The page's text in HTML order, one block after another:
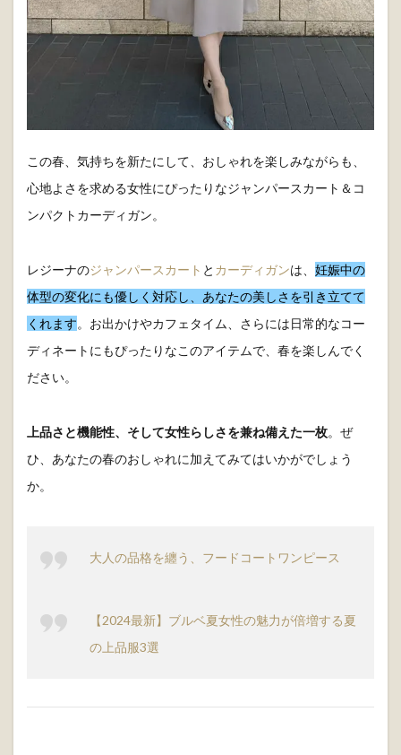
この春、気持ちを新たにして、おしゃれを楽しみながらも、
心地よさを求める女性にぴったりなジャンパースカート＆コ
ンパクトカーディガン。
レジーナのジャンパースカート と カーディガンは、 妊娠中の
体型の変化にも優しく対応し、あなたの美しさを引き立てて
くれます。お出かけやカフェタイム、さらには日常的なコー
ディネートにもぴったりなこのアイテムで、春を楽しんでく
ださい。
上品さと機能性、そして女性らしさを兼ね備えた一枚。ぜ
ひ、あなたの春のおしゃれに加えてみてはいかがでしょう
か。
大人の品格を纏う、フードコートワンピース
【2024最新】ブルベ夏女性の魅力が倍増する夏
の上品服3選